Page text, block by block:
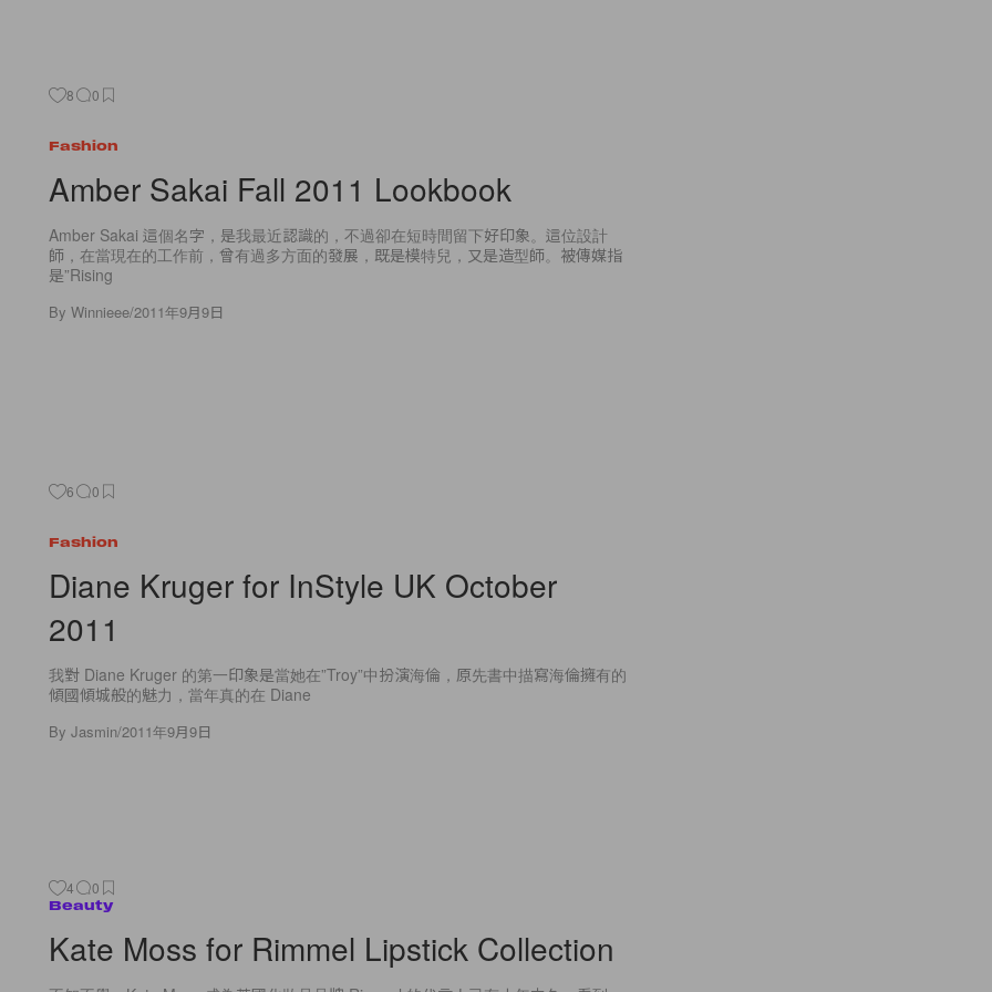
8 0
Fashion
Amber Sakai Fall 2011 Lookbook
Amber Sakai 這個名字，是我最近認識的，不過卻在短時間留下好印象。這位設計
師，在當現在的工作前，曾有過多方面的發展，既是模特兒，又是造型師。被傳媒指
是”Rising
By Winnieee/2011年9月9日
6 0
Fashion
Diane Kruger for InStyle UK October
2011
我對 Diane Kruger 的第一印象是當她在”Troy”中扮演海倫，原先書中描寫海倫擁有的
傾國傾城般的魅力，當年真的在 Diane
By Jasmin/2011年9月9日
4 0
Beauty
Kate Moss for Rimmel Lipstick Collection